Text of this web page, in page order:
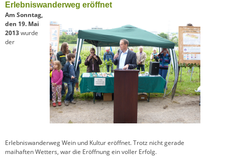
Erlebniswanderweg eröffnet
Am Sonntag,
den 19. Mai
2013wurde
der
Erlebniswanderweg Wein und Kultur eröffnet. Trotz nicht gerade
maihaften Wetters, war die Eröffnung ein voller Erfolg.